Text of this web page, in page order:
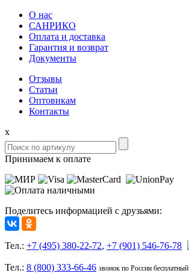
О нас
САНРИКО
Оплата и доставка
Гарантия и возврат
Документы
Отзывы
Статьи
Оптовикам
Контакты
x
Принимаем к оплате
Поделитесь информацией с друзьями:
Тел.: +7 (495) 380-22-72, +7 (901) 546-76-78
Тел.: 8 (800) 333-66-46 звонок по России бесплатный